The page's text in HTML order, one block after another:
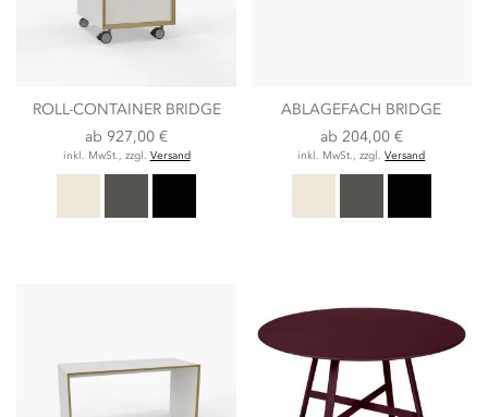
ROLL-CONTAINER BRIDGE
ab 927,00 €
inkl. MwSt., zzgl. Versand
ABLAGEFACH BRIDGE
ab 204,00 €
inkl. MwSt., zzgl.Versand